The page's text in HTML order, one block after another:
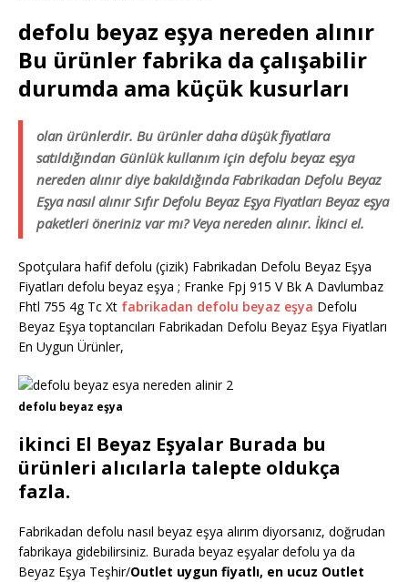
defolu beyaz eşya nereden alınır
Bu ürünler fabrika da çalışabilir
durumda ama küçük kusurları
olan ürünlerdir. Bu ürünler daha düşük fiyatlara
satıldığından Günlük kullanım için defolu beyaz eşya
nereden alınır diye bakıldığında Fabrikadan Defolu Beyaz
Eşya nasıl alınır Sıfır Defolu Beyaz Eşya Fiyatları Beyaz eşya
paketleri öneriniz var mı? Veya nereden alınır. İkinci el.
Spotçulara hafif defolu (çizik) Fabrikadan Defolu Beyaz Eşya
Fiyatları defolu beyaz eşya ; Franke Fpj 915 V Bk A Davlumbaz
Fhtl 755 4g Tc Xt fabrikadan defolu beyaz eşya Defolu
Beyaz Eşya toptancıları Fabrikadan Defolu Beyaz Eşya Fiyatları
En Uygun Ürünler,
defolu beyaz eşya
ikinci El Beyaz Eşyalar Burada bu
ürünleri alıcılarla talepte oldukça
fazla.
Fabrikadan defolu nasıl beyaz eşya alırım diyorsanız, doğrudan
fabrikaya gidebilirsiniz. Burada beyaz eşyalar defolu ya da
Beyaz Eşya Teşhir/Outlet uygun fiyatlı, en ucuz Outlet